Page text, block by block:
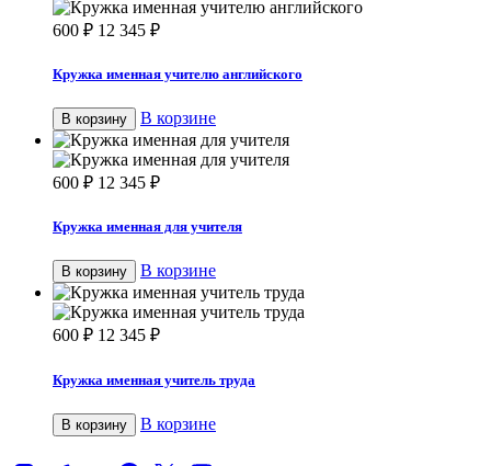
600 ₽ 12 345 ₽
Кружка именная учителю английского
В корзину В корзине
600 ₽ 12 345 ₽
Кружка именная для учителя
В корзину В корзине
600 ₽ 12 345 ₽
Кружка именная учитель труда
В корзину В корзине